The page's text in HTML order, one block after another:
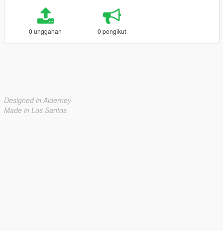
0 unggahan 0 pengikut
Designed in Alderney
Made in Los Santos